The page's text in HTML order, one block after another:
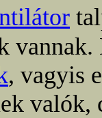
vannak.
, vagyis
valók,